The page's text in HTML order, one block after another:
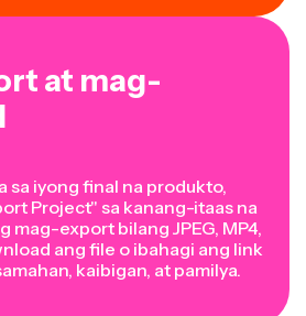
at mag-
sa iyong final na produkto,
Project" sa kanang-itaas na
mag-export bilang JPEG, MP4,
ang file o ibahagi ang link
kaibigan, at pamilya.